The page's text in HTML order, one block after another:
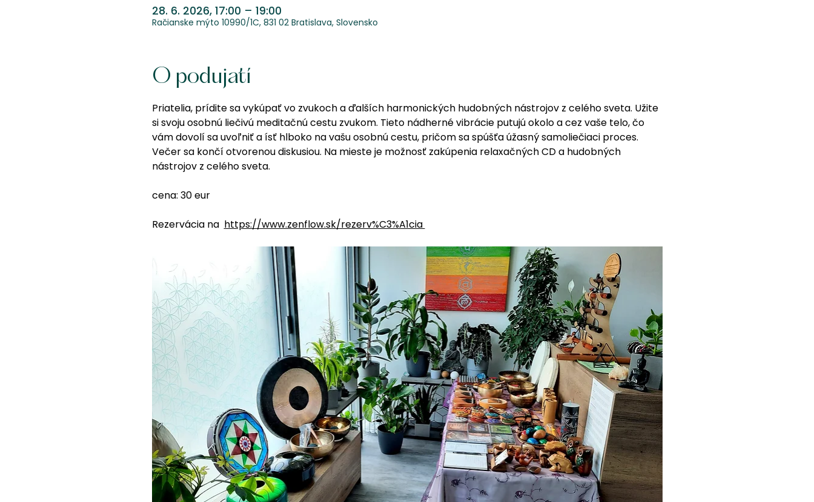
28. 6. 2026, 17:00 – 19:00
Račianske mýto 10990/1C, 831 02 Bratislava, Slovensko
O podujatí
Priatelia, prídite sa vykúpať vo zvukoch a ďalších harmonických hudobných nástrojov z celého sveta. Užite
si svoju osobnú liečivú meditačnú cestu zvukom. Tieto nádherné vibrácie putujú okolo a cez vaše telo, čo
vám dovolí sa uvoľniť a ísť hlboko na vašu osobnú cestu, pričom sa spúšťa úžasný samoliečiaci proces.
Večer sa končí otvorenou diskusiou. Na mieste je možnosť zakúpenia relaxačných CD a hudobných
nástrojov z celého sveta.
cena: 30 eur
Rezervácia na https://www.zenflow.sk/rezerv%C3%A1cia